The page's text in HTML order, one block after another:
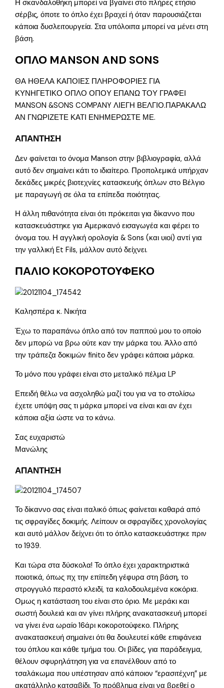
Η σκανδαλοθήκη μπορεί να βγαίνει στο πλήρες ετήσιο
σέρβις, όποτε το όπλο έχει βραχεί ή όταν παρουσιάζεται
κάποια δυσλειτουργεία. Στα υπόλοιπα μπορεί να μένει στη
βάση.
ΟΠΛΟ MANSON AND SONS
ΘΑ ΗΘΕΛΑ ΚΑΠΟΙΕΣ ΠΛΗΡΟΦΟΡΙΕΣ ΓΙΑ
ΚΥΝΗΓΕΤΙΚΟ ΟΠΛΟ ΟΠΟΥ ΕΠΑΝΩ ΤΟΥ ΓΡΑΦΕΙ
MANSON &SONS COMPANY ΛΙΕΓΗ ΒΕΛΓΙΟ.ΠΑΡΑΚΑΛΩ
ΑΝ ΓΝΩΡΙΖΕΤΕ ΚΑΤΙ ΕΝΗΜΕΡΩΣΤΕ ΜΕ.
ΑΠΑΝΤΗΣΗ
Δεν φαίνεται το όνομα Manson στην βιβλιογραφία, αλλά
αυτό δεν σημαίνει κάτι το ιδιαίτερο. Προπολεμικά υπήρχαν
δεκάδες μικρές βιοτεχνίες κατασκευής όπλων στο Βέλγιο
με παραγωγή σε όλα τα επίπεδα ποιότητας.
Η άλλη πιθανότητα είναι ότι πρόκειται για δίκαννο που
κατασκευάστηκε για Αμερικανό εισαγωγέα και φέρει το
όνομα του. Η αγγλική ορολογία & Sons (και υιοί) αντί για
την γαλλική Et Fils, μάλλον αυτό δείχνει.
ΠΑΛΙΟ ΚΟΚΟΡΟΤΟΥΦΕΚΟ
Καλησπέρα κ. Νικήτα
Έχω το παραπάνω όπλο από τον παππού μου το οποίο
δεν μπορώ να βρω ούτε καν την μάρκα του. Άλλο από
την τράπεζα δοκιμών finitο δεν γράφει κάποια μάρκα.
Το μόνο που γράφει είναι στο μεταλικό πέλμα LP
Επειδή θέλω να ασχοληθώ μαζί του για να το στολίσω
έχετε υπόψη σας τι μάρκα μπορεί να είναι και αν έχει
κάποια αξία ώστε να το κάνω.
Σας ευχαριστώ
Μανώλης
ΑΠΑΝΤΗΣΗ
Το δίκαννο σας είναι ιταλικό όπως φαίνεται καθαρά από
τις σφραγίδες δοκιμής. Λείπουν οι σφραγίδες χρονολογίας
και αυτό μάλλον δείχνει ότι το όπλο κατασκευάστηκε πριν
το 1939.
Και τώρα στα δύσκολα! Το όπλο έχει χαρακτηριστικά
ποιοτικά, όπως πχ την επίπεδη γέφυρα στη βάση, το
στρογγυλό περαστό κλειδί, τα καλοδουλεμένα κοκόρια.
Ομως η κατάσταση του είναι στο όριο. Με μεράκι και
σωστή δουλειά και αν γίνει πλήρης ανακατασκευή μπορεί
να γίνει ένα ωραίο 16άρι κοκοροτούφεκο. Πλήρης
ανακατασκευή σημαίνει ότι θα δουλευτεί κάθε επιφάνεια
του όπλου και κάθε τμήμα του. Οι βίδες, για παράδειγμα,
θέλουν σφυρηλάτηση για να επανέλθουν από το
τσαλάκωμα που υπέστησαν από κάποιον “ερασιτέχνη” με
ακατάλληλο κατσαβίδι. Το πρόβλημα είναι να βρεθεί ο